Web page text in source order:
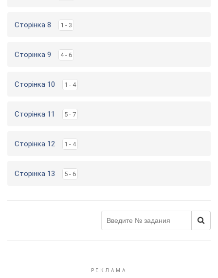
Сторінка 8 1 - 3
Сторінка 9 4 - 6
Сторінка 10 1 - 4
Сторінка 11 5 - 7
Сторінка 12 1 - 4
Сторінка 13 5 - 6